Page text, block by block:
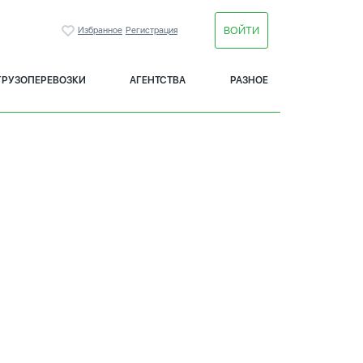
Избранное Регистрация ВОЙТИ
АГЕНТСТВА РАЗНОЕ